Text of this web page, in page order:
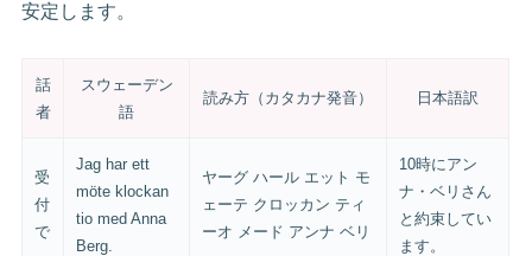
安定します。
話
者
スウェーデン
語
読み方（カタカナ発音） 日本語訳
受
付
で
Jag har ett
möte klockan
tio med Anna
Berg.
ヤーグ ハール エット モ
ェーテ クロッカン ティ
ーオ メード アンナ ベリ
10時にアン
ナ・ベリさん
と約束してい
ます。